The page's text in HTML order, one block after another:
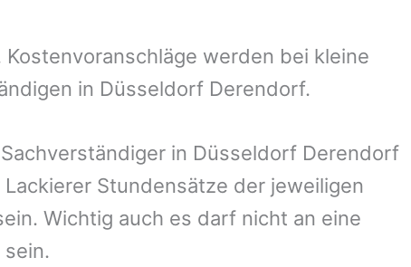
werden bei kleine
in Düsseldorf Derendorf.
in Düsseldorf Derendorf
Stundensätze der jeweiligen
Wichtig auch es darf nicht an eine